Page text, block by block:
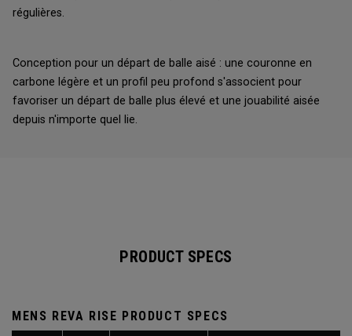
régulières.
Conception pour un départ de balle aisé : une couronne en
carbone légère et un profil peu profond s'associent pour
favoriser un départ de balle plus élevé et une jouabilité aisée
depuis n'importe quel lie.
PRODUCT SPECS
MENS REVA RISE PRODUCT SPECS